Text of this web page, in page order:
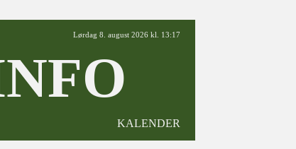
Lørdag 8. august 2026 kl. 13:17
KALENDER